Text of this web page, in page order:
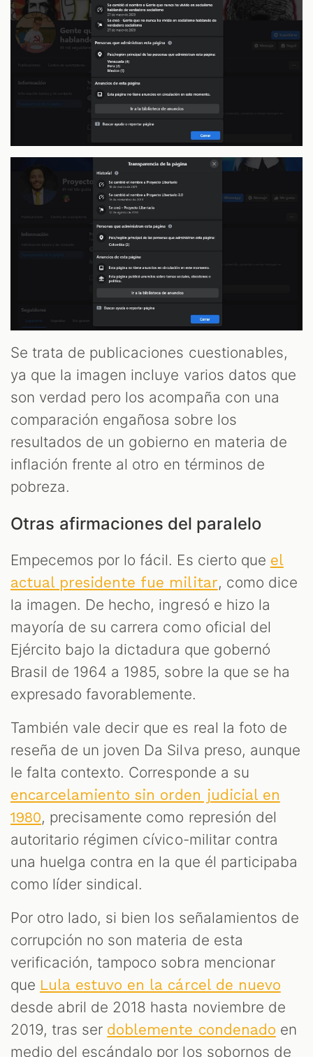
Se trata de publicaciones cuestionables,
ya que la imagen incluye varios datos que
son verdad pero los acompaña con una
comparación engañosa sobre los
resultados de un gobierno en materia de
inflación frente al otro en términos de
pobreza.
Otras afirmaciones del paralelo
Empecemos por lo fácil. Es cierto que el
actual presidente fue militar, como dice
la imagen. De hecho, ingresó e hizo la
mayoría de su carrera como oficial del
Ejército bajo la dictadura que gobernó
Brasil de 1964 a 1985, sobre la que se ha
expresado favorablemente.
También vale decir que es real la foto de
reseña de un joven Da Silva preso, aunque
le falta contexto. Corresponde a su
encarcelamiento sin orden judicial en
1980, precisamente como represión del
autoritario régimen cívico-militar contra
una huelga contra en la que él participaba
como líder sindical.
Por otro lado, si bien los señalamientos de
corrupción no son materia de esta
verificación, tampoco sobra mencionar
que Lula estuvo en la cárcel de nuevo
desde abril de 2018 hasta noviembre de
2019, tras ser doblemente condenado en
medio del escándalo por los sobornos de